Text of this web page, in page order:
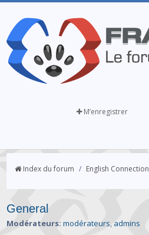
M’enregistrer
Index du forum / English Connection
General
Modérateurs: modérateurs, admins